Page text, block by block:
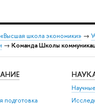
школа экономики» →
→ Команда Школы
подготовка